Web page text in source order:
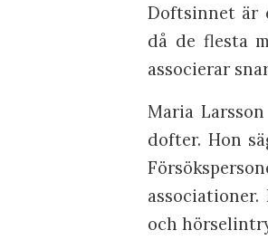
Doftsinnet är
då de flesta
associerar
Maria
dofter. Hon
och